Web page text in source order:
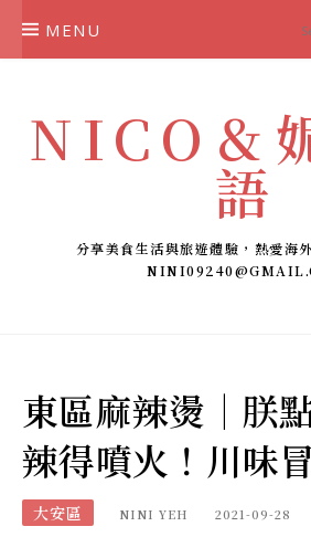
MENU
NICO＆
語
分享美食生活與旅遊體驗，熱愛海
東區麻辣燙｜朕
辣得噴火！川味
大安區 NINI YEH 2021-09-28